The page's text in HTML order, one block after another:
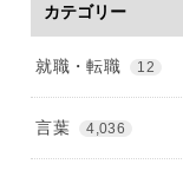
カテゴリー
就職・転職 12
言葉 4,036